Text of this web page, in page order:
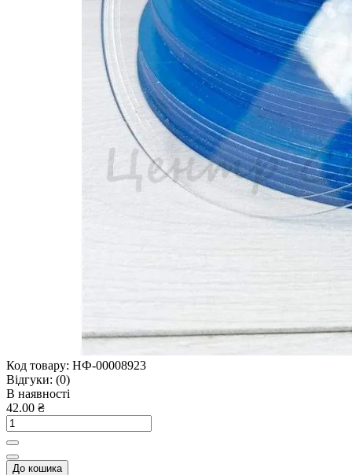
Код товару: НФ-00008923
Відгуки: (0)
В наявності
42.00 ₴
До кошика